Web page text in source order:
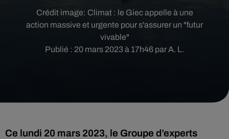
Publié : 20 mars 2023 à 17h46 par A. L.
Crédit image: Climat : le Giec appelle à une
action massive et urgente pour s'assurer un "futur
vivable"
Ce lundi 20 mars 2023, le Groupe d’experts